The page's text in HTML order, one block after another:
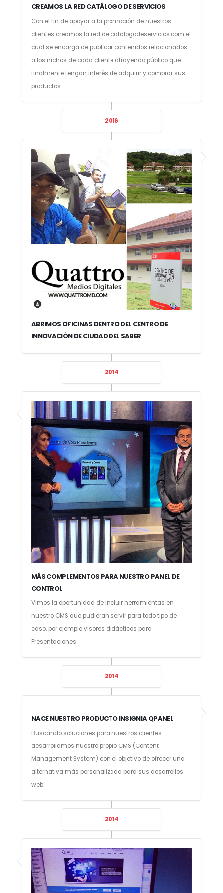
CREAMOS LA RED CATÁLOGO DE SERVICIOS
Con el fin de apoyar a la promoción de nuestros
clientes creamos la red de catalogodeservicios.com el
cual se encarga de publicar contenidos relacionados
a los nichos de cada cliente atrayendo público que
finalmente tengan interés de adquirir y comprar sus
productos.
2016
ABRIMOS OFICINAS DENTRO DEL CENTRO DE
INNOVACIÓN DE CIUDAD DEL SABER
2014
MÁS COMPLEMENTOS PARA NUESTRO PANEL DE
CONTROL
Vimos la oportunidad de incluir herramientas en
nuestro CMS que pudieran servir para todo tipo de
caso, por ejemplo visores didácticos para
Presentaciones
2014
NACE NUESTRO PRODUCTO INSIGNIA QPANEL
Buscando soluciones para nuestros clientes
desarrollamos nuestro propio CMS (Content
Management System) con el objetivo de ofrecer una
alternativa más personalizada para sus desarrollos
web.
2014